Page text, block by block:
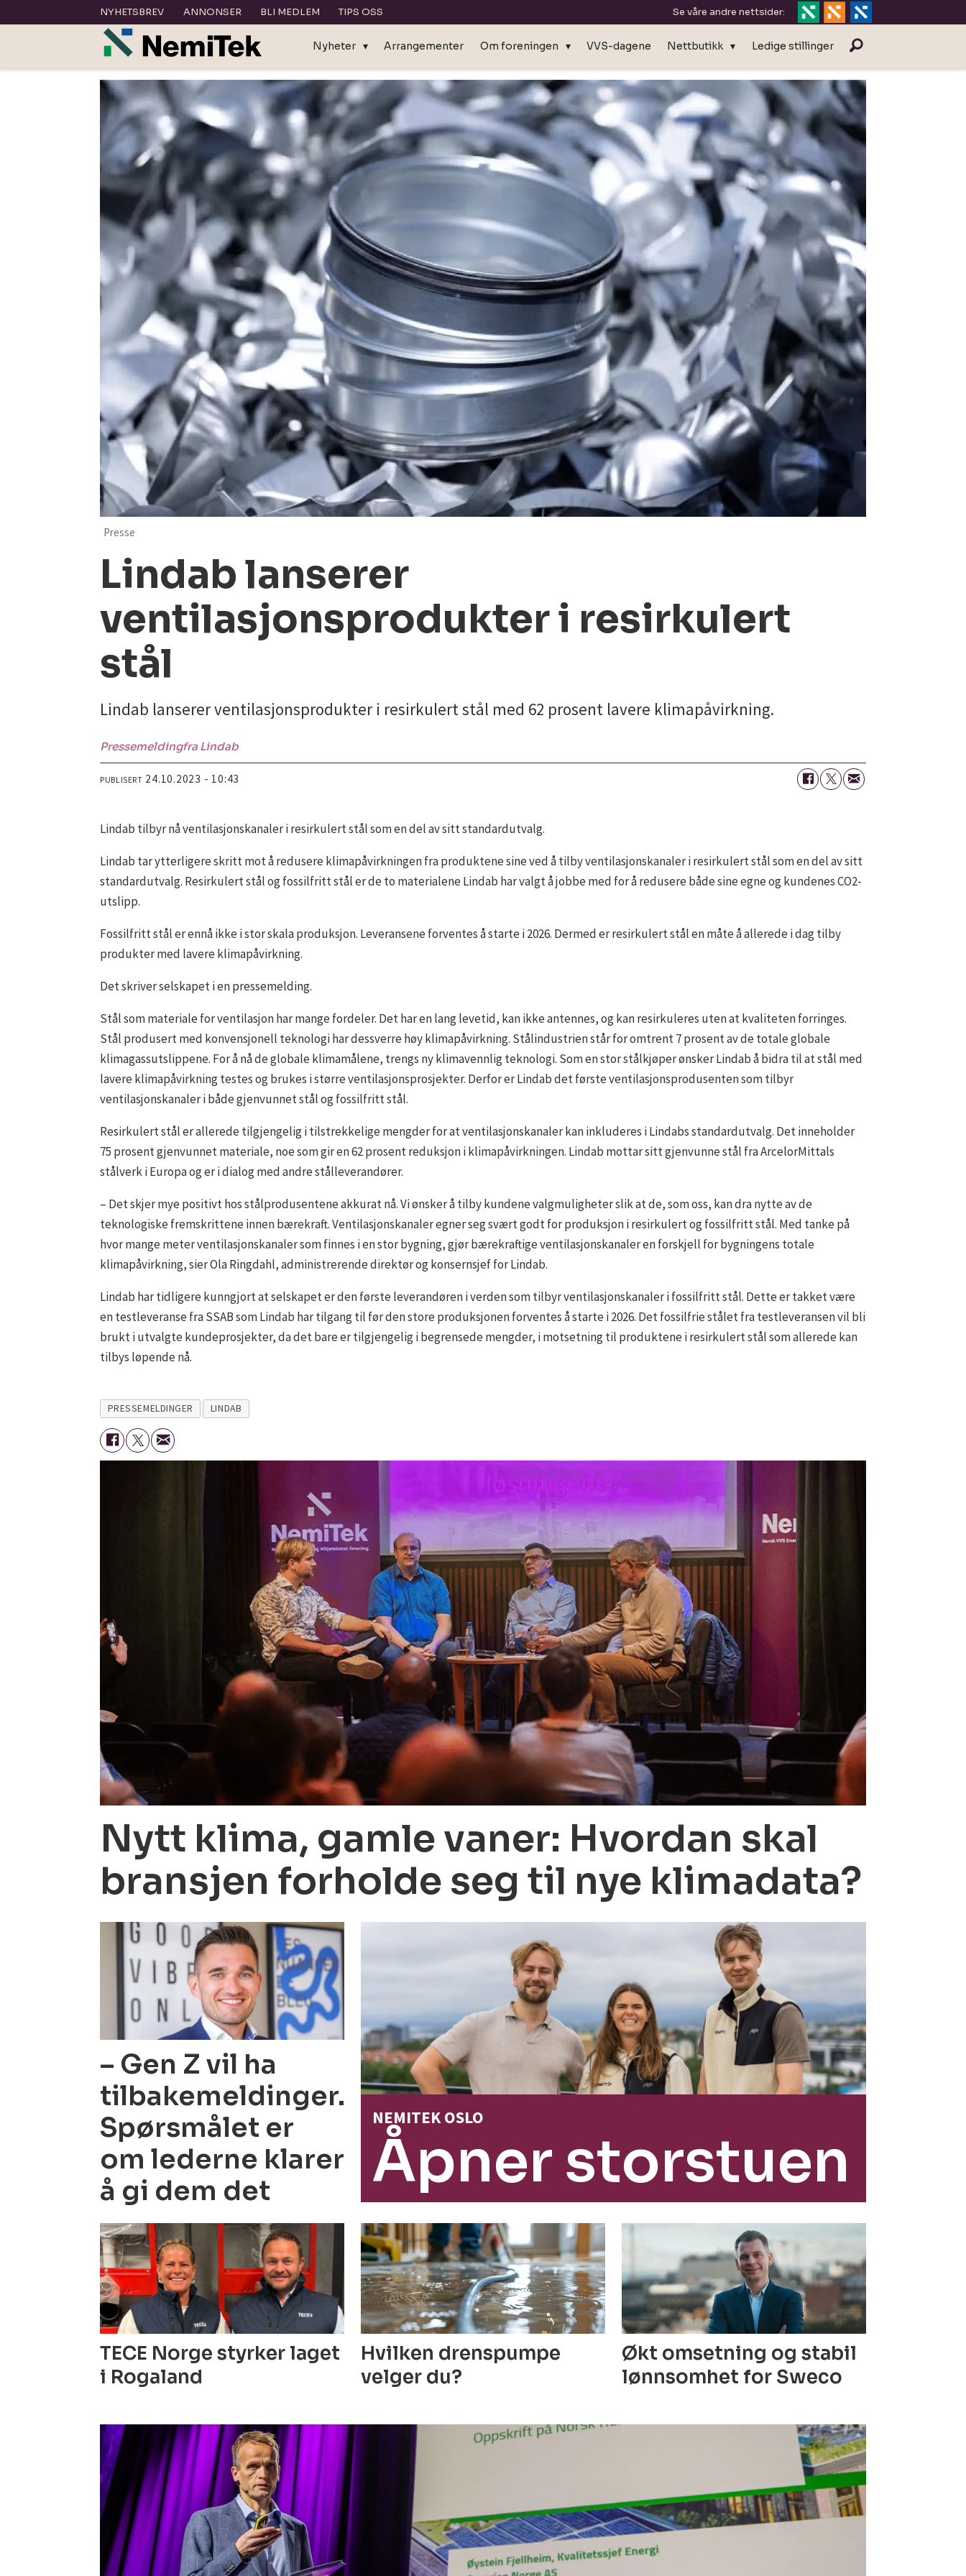
NYHETSBREV ANNONSER BLI MEDLEM TIPS OSS Se våre andre nettsider:
Nyheter Arrangementer Om foreningen VVS-dagene Nettbutikk Ledige stillinger
Presse
Lindab lanserer
ventilasjonsprodukter i resirkulert
stål
Lindab lanserer ventilasjonsprodukter i resirkulert stål med 62 prosent lavere klimapåvirkning.
Pressemeldingfra Lindab
PUBLISERT 24.10.2023 - 10:43
Lindab tilbyr nå ventilasjonskanaler i resirkulert stål som en del av sitt standardutvalg.
Lindab tar ytterligere skritt mot å redusere klimapåvirkningen fra produktene sine ved å tilby ventilasjonskanaler i resirkulert stål som en del av sitt
standardutvalg. Resirkulert stål og fossilfritt stål er de to materialene Lindab har valgt å jobbe med for å redusere både sine egne og kundenes CO2-
utslipp.
Fossilfritt stål er ennå ikke i stor skala produksjon. Leveransene forventes å starte i 2026. Dermed er resirkulert stål en måte å allerede i dag tilby
produkter med lavere klimapåvirkning.
Det skriver selskapet i en pressemelding.
Stål som materiale for ventilasjon har mange fordeler. Det har en lang levetid, kan ikke antennes, og kan resirkuleres uten at kvaliteten forringes.
Stål produsert med konvensjonell teknologi har dessverre høy klimapåvirkning. Stålindustrien står for omtrent 7 prosent av de totale globale
klimagassutslippene. For å nå de globale klimamålene, trengs ny klimavennlig teknologi. Som en stor stålkjøper ønsker Lindab å bidra til at stål med
lavere klimapåvirkning testes og brukes i større ventilasjonsprosjekter. Derfor er Lindab det første ventilasjonsprodusenten som tilbyr
ventilasjonskanaler i både gjenvunnet stål og fossilfritt stål.
Resirkulert stål er allerede tilgjengelig i tilstrekkelige mengder for at ventilasjonskanaler kan inkluderes i Lindabs standardutvalg. Det inneholder
75 prosent gjenvunnet materiale, noe som gir en 62 prosent reduksjon i klimapåvirkningen. Lindab mottar sitt gjenvunne stål fra ArcelorMittals
stålverk i Europa og er i dialog med andre stålleverandører.
– Det skjer mye positivt hos stålprodusentene akkurat nå. Vi ønsker å tilby kundene valgmuligheter slik at de, som oss, kan dra nytte av de
teknologiske fremskrittene innen bærekraft. Ventilasjonskanaler egner seg svært godt for produksjon i resirkulert og fossilfritt stål. Med tanke på
hvor mange meter ventilasjonskanaler som finnes i en stor bygning, gjør bærekraftige ventilasjonskanaler en forskjell for bygningens totale
klimapåvirkning, sier Ola Ringdahl, administrerende direktør og konsernsjef for Lindab.
Lindab har tidligere kunngjort at selskapet er den første leverandøren i verden som tilbyr ventilasjonskanaler i fossilfritt stål. Dette er takket være
en testleveranse fra SSAB som Lindab har tilgang til før den store produksjonen forventes å starte i 2026. Det fossilfrie stålet fra testleveransen vil bli
brukt i utvalgte kundeprosjekter, da det bare er tilgjengelig i begrensede mengder, i motsetning til produktene i resirkulert stål som allerede kan
tilbys løpende nå.
PRESSEMELDINGER LINDAB
Nytt klima, gamle vaner: Hvordan skal
bransjen forholde seg til nye klimadata?
– Gen Z vil ha
tilbakemeldinger.
Spørsmålet er
om lederne klarer
å gi dem det
NEMITEK OSLO
Åpner storstuen
TECE Norge styrker laget
i Rogaland
Hvilken drenspumpe
velger du?
Økt omsetning og stabil
lønnsomhet for Sweco